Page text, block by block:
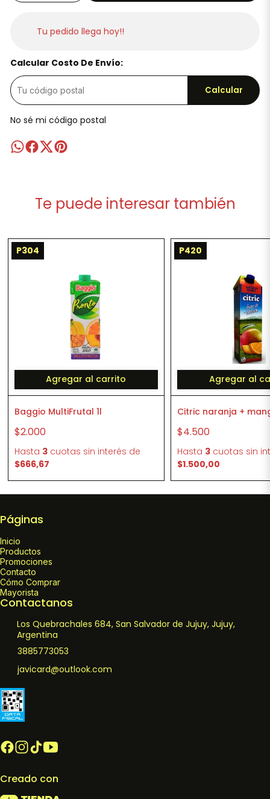
Tu pedido llega hoy!!
Calcular Costo De Envío:
Calcular
No sé mi código postal
Te puede interesar también
P304
Agregar al carrito
Baggio MultiFrutal 1l
$2.000
Hasta 3cuotas sin interés de
$666,67
P420
Agregar al
Citric naranja +
$4.500
Hasta 3 cuotas sin
$1.500,00
Páginas
Inicio
Productos
Promociones
Contacto
Cómo Comprar
Mayorista
Contactanos
Los Quebrachales 684, San Salvador de Jujuy, Jujuy,
Argentina
3885773053
javicard@outlook.com
Creado con